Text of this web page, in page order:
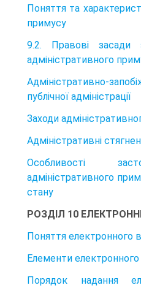
Поняття та
примусу
9.2. Правові засади
адміністративного
Адміністративно-
публічної адміністрації
Заходи
Адміністративні
Особливості
адміністративного
стану
РОЗДІЛ 10
Поняття електронного
Елементи
Порядок надання